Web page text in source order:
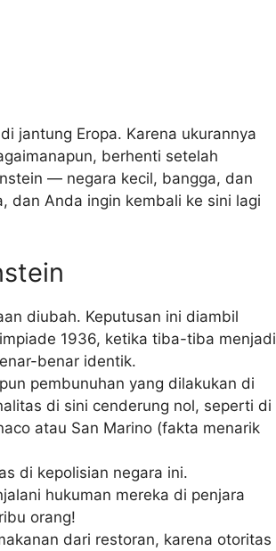
jantung Eropa. Karena ukurannya
berhenti setelah
— negara kecil, bangga, dan
dan Anda ingin kembali ke sini lagi
diubah. Keputusan ini diambil
1936, ketika tiba-tiba menjadi
benar identik.
pembunuhan yang dilakukan di
di sini cenderung nol, seperti di
atau San Marino (fakta menarik
di kepolisian negara ini.
hukuman mereka di penjara
orang!
dari restoran, karena otoritas